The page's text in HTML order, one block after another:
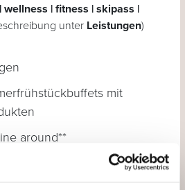
wellness | fitness | skipass |
unter Leistungen)
mit
around**
Bad im Engadin Bad